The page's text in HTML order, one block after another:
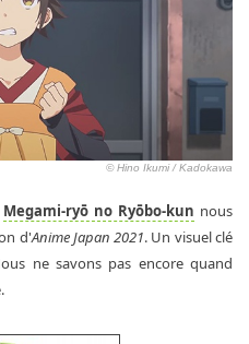
© Hino Ikumi / Kadokawa
Megami-ryō no Ryōbo-kun nous
d'Anime Japan 2021. Un visuel clé
ne savons pas encore quand